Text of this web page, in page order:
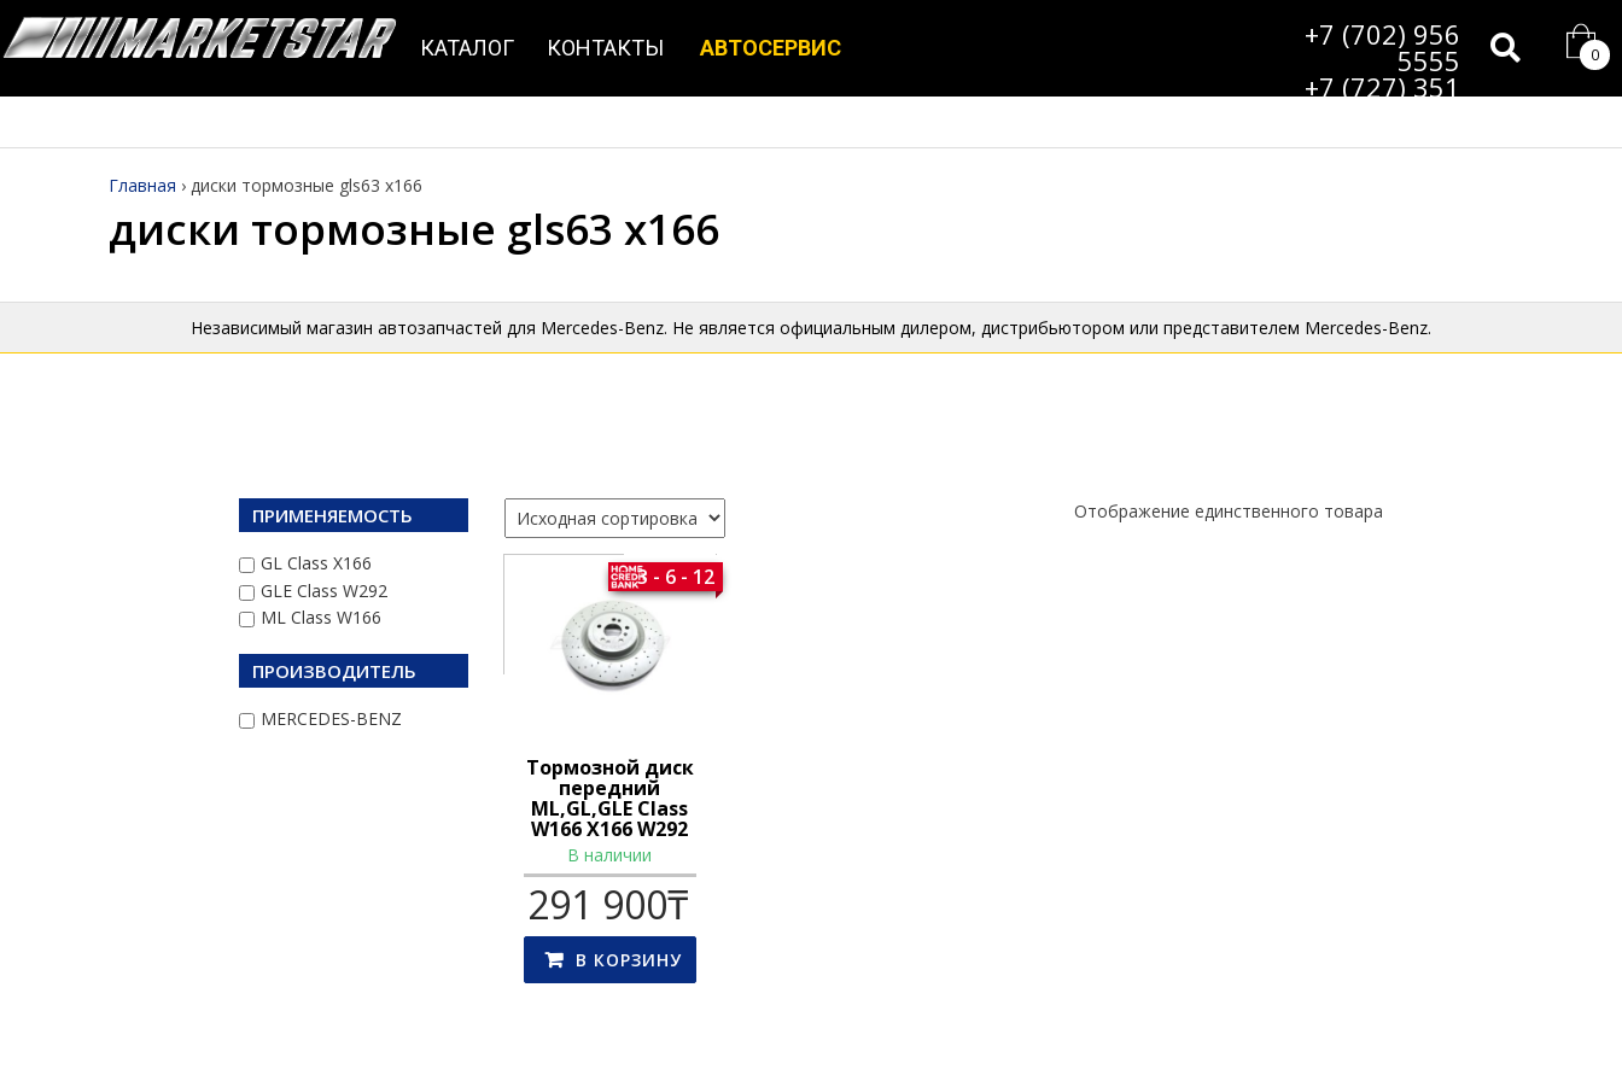
КАТАЛОГ КОНТАКТЫ АВТОСЕРВИС +7 (702) 956
5555
+7 (727) 351
Главная › диски тормозные gls63 x166
диски тормозные gls63 x166
Независимый магазин автозапчастей для Mercedes-Benz. Не является официальным дилером, дистрибьютором или представителем Mercedes-Benz.
ПРИМЕНЯЕМОСТЬ
GL Class X166
GLE Class W292
ML Class W166
ПРОИЗВОДИТЕЛЬ
MERCEDES-BENZ
Отображение единственного товара
Тормозной диск
передний
ML,GL,GLE Class
W166 X166 W292
3 - 6 - 12
В наличии
291 900₸
В КОРЗИНУ
0